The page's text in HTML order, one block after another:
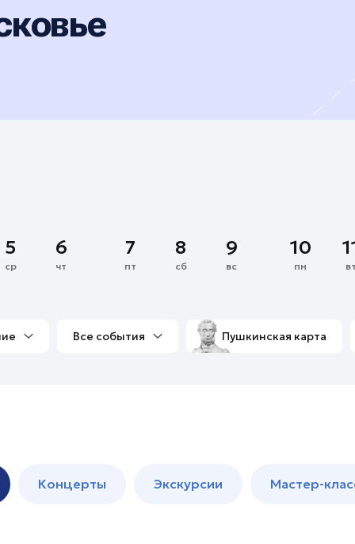
5
ср
6
чт
7
пт
8
сб
9
вс
10
пн
Все события
классы
Пушкинская карта
Концерты Экскурсии Мастер-